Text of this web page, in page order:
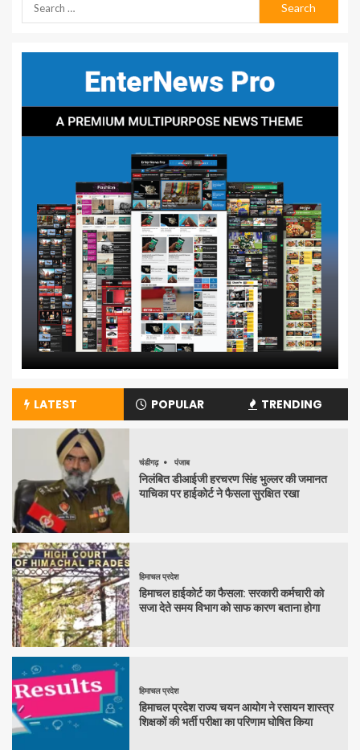
LATEST POPULAR TRENDING
चंडीगढ़ पंजाब
निलंबित डीआईजी हरचरण सिंह भुल्लर की जमानत
याचिका पर हाईकोर्ट ने फैसला सुरक्षित रखा
हिमाचल प्रदेश
हिमाचल हाईकोर्ट का फैसला: सरकारी कर्मचारी को
सजा देते समय विभाग को साफ कारण बताना होगा
हिमाचल प्रदेश
हिमाचल प्रदेश राज्य चयन आयोग ने रसायन शास्त्र
शिक्षकों की भर्ती परीक्षा का परिणाम घोषित किया